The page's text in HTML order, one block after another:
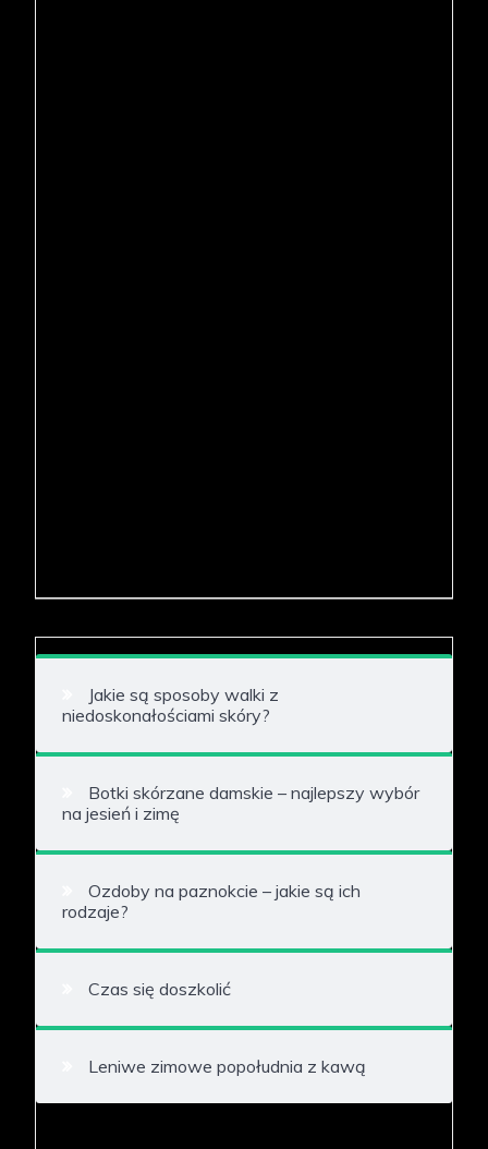
Jakie są sposoby walki z
niedoskonałościami skóry?
Botki skórzane damskie – najlepszy wybór
na jesień i zimę
Ozdoby na paznokcie – jakie są ich
rodzaje?
Czas się doszkolić
Leniwe zimowe popołudnia z kawą